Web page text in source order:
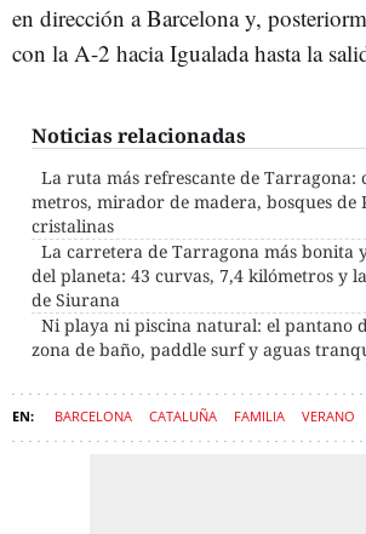
en dirección a Barcelona y,
con la A-2 hacia Igualada hasta la
Noticias relacionadas
La ruta más refrescante de Tarragona:
metros, mirador de madera, bosques de
cristalinas
La carretera de Tarragona más bonita
del planeta: 43 curvas, 7,4 kilómetros y
de Siurana
Ni playa ni piscina natural: el pantano
zona de baño, paddle surf y aguas
BARCELONA CATALUÑA FAMILIA VERANO